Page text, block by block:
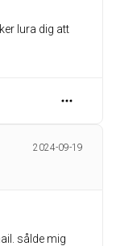
lura dig att
2024-09-19
sålde mig